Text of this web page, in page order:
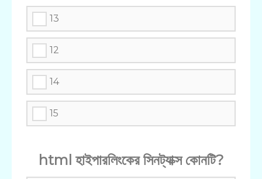
13
12
14
15
html হাইপারলিংকের সিনট্যাক্স কোনটি?